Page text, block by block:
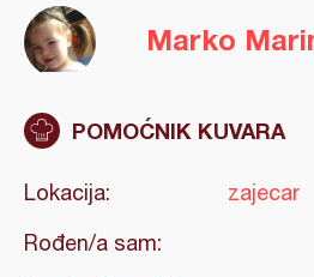
Marko
POMOĆNIK KUVARA
Lokacija:
zajecar
Rođen/a sam: